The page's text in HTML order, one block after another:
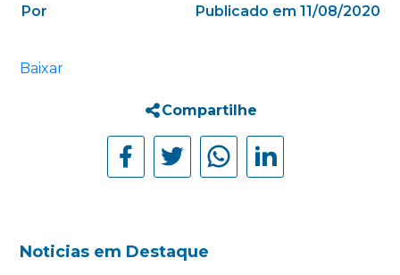
Por Publicado em 11/08/2020
Baixar
Compartilhe
Noticias em Destaque